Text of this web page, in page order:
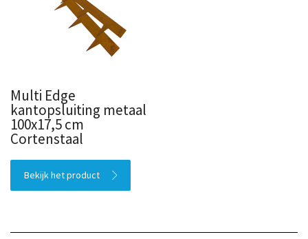
Multi Edge
kantopsluiting metaal
100x17,5 cm
Cortenstaal
Bekijk het product